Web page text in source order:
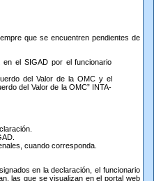
que se encuentren pendientes de
el SIGAD por el funcionario
del Valor de la OMC y el
del Valor de la OMC” INTA-
cuando corresponda.
en la declaración, el funcionario
las que se visualizan en el portal web